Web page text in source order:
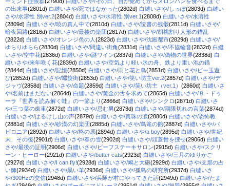
の出来事(2801d) 白縫いさや/死ではなかった(2802d) 白縫いさや/しっぽ(2803d) 白縫い
さや/水溶性 別ver.2(2804d) 白縫いさや/水溶性 別ver.1(2808d) 白縫いさや/水溶性
(2809d) 白縫いさや/暁の真ん中で(2810d) 白縫いさや/読書の残骸(2811d) 白縫いさや/
暗夜回路(2816d) 白縫いさや/最後の楽団(2817d) 白縫いさや/胡桃割り人形の錯乱
(2822d) 白縫いさや/オレンジ色の人 (2823d) 白縫いさや/沈殿都市(2829d) 白縫いさや/
ゆらりゆらら(2830d) 白縫いさや/間違い街角(2831d) 白縫いさや/不協輪音(2832d) 白縫
いさや/空中花(2836d) 白縫いさや/謎ワイン(2837d) 白縫いさや/偽物の世界(2838d) 白
縫いさや/来年咲く花(2839d) 白縫いさや/空気より軽い氷の舟、鉄より重い泡の錨
(2844d) 白縫いさや/記憶(2850d) 白縫いさや/雨と花と鳥(2851d) 白縫いさや/ビー玉遊
び(2852d) 白縫いさや/螺旋街(2853d) 白縫いさや/笑い坊主ver.2(2857d) 白縫いさや/デ
ジャヴ(2858d) 白縫いさや/命題(2859d) 白縫いさや/笑い坊主（ver.1） (2860d) 白縫いさ
や/名前はまだない(2864d) 白縫いさや/黄金の舌を求めて(2865d) 白縫いさや/Ｂ・ドゥ
ーラ『世界を読み解く蛙』の一節より(2866d) 白縫いさや/シンクロ(2871d) 白縫いさ
や/三つ葉の歯車(2872d) 白縫いさや/忌む男(2873d) 白縫いさや/期限切れの言葉(2874d)
白縫いさや/はるけし山の声(2879d) 白縫いさや/真珠の涙(2880d) 白縫いさや/恐怖教
(2881d) 白縫いさや/砂漠の幻楽団(2885d) 白縫いさや/鳥篭の館(2887d) 白縫いさや/バ
ビロニア(2892d) 白縫いさや/柊の原(2894d) 白縫いさや/a boy(2895d) 白縫いさや/世紀
末、その後(2901d) 白縫いさや/春の雪(2902d) 白縫いさや/頭蓋骨を捜せ(2906d) 白縫い
さや/最後の証明(2906d) 白縫いさや/ビーフステーキサロン(2915d) 白縫いさや/スクリ
ーン・ヒーロー(2921d) 白縫いさや/butter cats(2923d) 白縫いさや/三月のゆりかご
(2927d) 白縫いさや/I can fly!(2928d) 白縫いさや/鳩と大砲(2929d) 白縫いさや/支那の占
い師(2934d) 白縫いさや/黒い羊(2936d) 白縫いさや/孤島の研究所(2937d) 白縫いさ
や/300Hzの交信(2948d) 白縫いさや/兵隊が村にやってきた話(2949d) 白縫いさや/たま